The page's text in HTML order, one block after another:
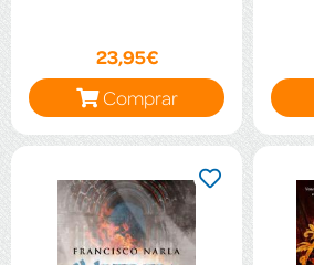
23,95€
Comprar